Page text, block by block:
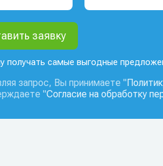
получать самые выгодные
запрос, Вы принимаете "
"Согласие на обработку